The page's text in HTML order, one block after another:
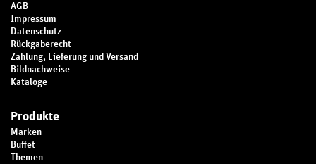
AGB
Impressum
Datenschutz
Rückgaberecht
Zahlung, Lieferung und Versand
Bildnachweise
Kataloge
Produkte
Marken
Buffet
Themen